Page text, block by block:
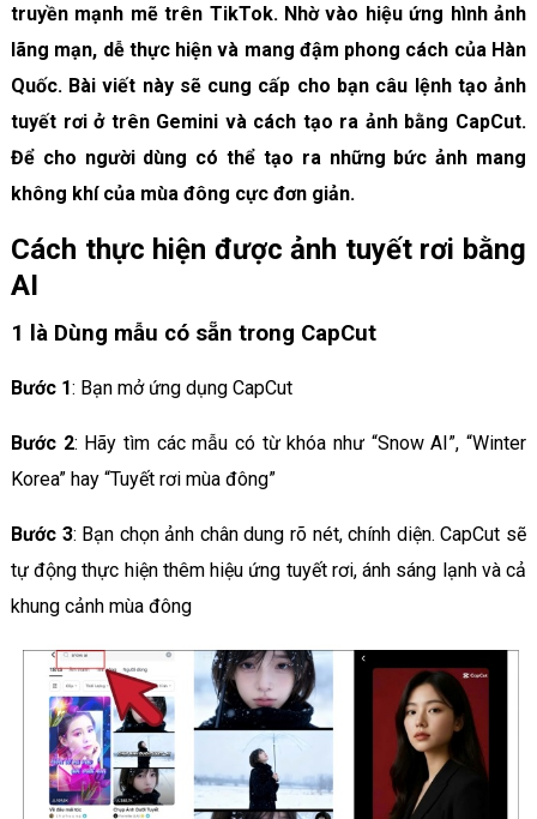
truyền mạnh mẽ trên TikTok. Nhờ vào hiệu ứng hình ảnh
lãng mạn, dễ thực hiện và mang đậm phong cách của Hàn
Quốc. Bài viết này sẽ cung cấp cho bạn câu lệnh tạo ảnh
tuyết rơi ở trên Gemini và cách tạo ra ảnh bằng CapCut.
Để cho người dùng có thể tạo ra những bức ảnh mang
không khí của mùa đông cực đơn giản.
Cách thực hiện được ảnh tuyết rơi bằng
AI
1 là Dùng mẫu có sẵn trong CapCut
Bước 1: Bạn mở ứng dụng CapCut
Bước 2: Hãy tìm các mẫu có từ khóa như “Snow AI”, “Winter
Korea” hay “Tuyết rơi mùa đông”
Bước 3: Bạn chọn ảnh chân dung rõ nét, chính diện. CapCut sẽ
tự động thực hiện thêm hiệu ứng tuyết rơi, ánh sáng lạnh và cả
khung cảnh mùa đông